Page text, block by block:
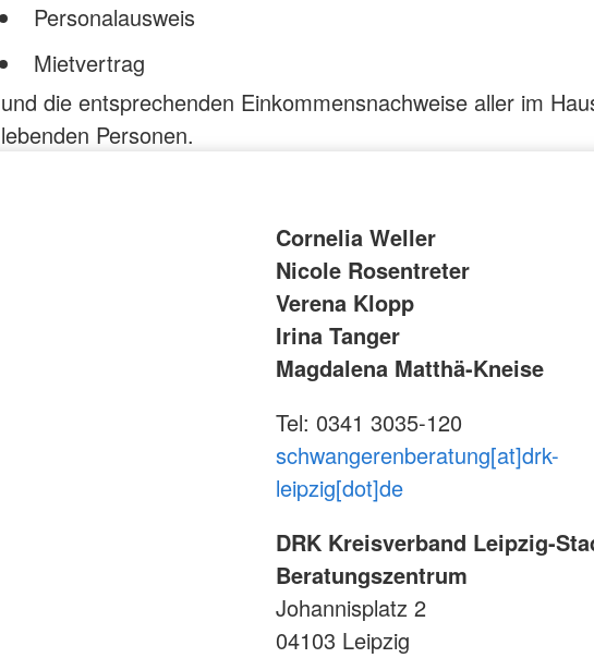
Personalausweis
Mietvertrag
und die entsprechenden Einkommensnachweise aller im
lebenden Personen.
Cornelia Weller
Nicole Rosentreter
Verena Klopp
Irina Tanger
Magdalena Matthä-Kneise
Tel: 0341 3035-120
schwangerenberatung[at]drk-
leipzig[dot]de
DRK Kreisverband Leipzig-
Beratungszentrum
Johannisplatz 2
04103 Leipzig